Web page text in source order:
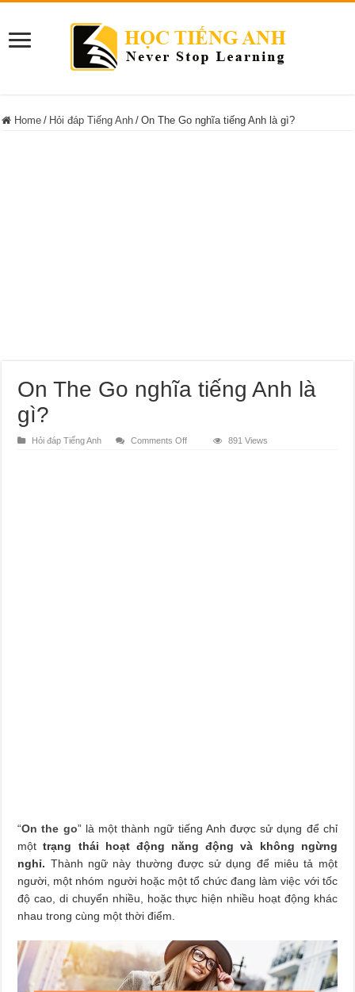
Home / Hỏi đáp Tiếng Anh / On The Go nghĩa tiếng Anh là gì?
On The Go nghĩa tiếng Anh là
gì?
Hỏi đáp Tiếng Anh Comments Offon
891 Views
“On the go” là một thành ngữ tiếng Anh được sử dụng để chỉ
mộttrạng thái hoạt động năng động và không ngừng
nghỉ. Thành ngữ này thường được sử dụng để miêu tả một
người, một nhóm người hoặc một tổ chức đang làm việc với tốc
độ cao, di chuyển nhiều, hoặc thực hiện nhiều hoạt động khác
nhau trong cùng một thời điểm.